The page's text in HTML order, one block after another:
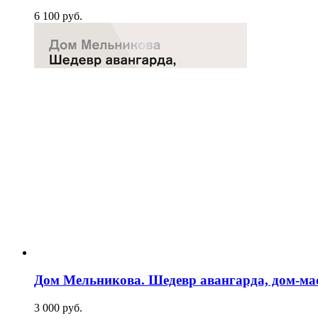
6 100 pуб.
Дом Мельникова. Шедевр авангарда, дом-
3 000 pуб.